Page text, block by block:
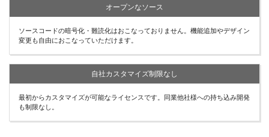
オープンなソース
ソースコードの暗号化・難読化はおこなっておりません。機能追加やデザイン
変更も自由におこなっていただけます。
自社カスタマイズ制限なし
最初からカスタマイズが可能なライセンスです。同業他社様への持ち込み開発
も制限なし。